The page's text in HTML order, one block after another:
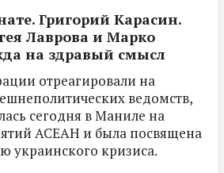
Григорий Карасин.
Лаврова и Марко
на здравый смысл
отреагировали на
ведомств,
сегодня в Маниле на
АСЕАН и была посвящена
украинского кризиса.